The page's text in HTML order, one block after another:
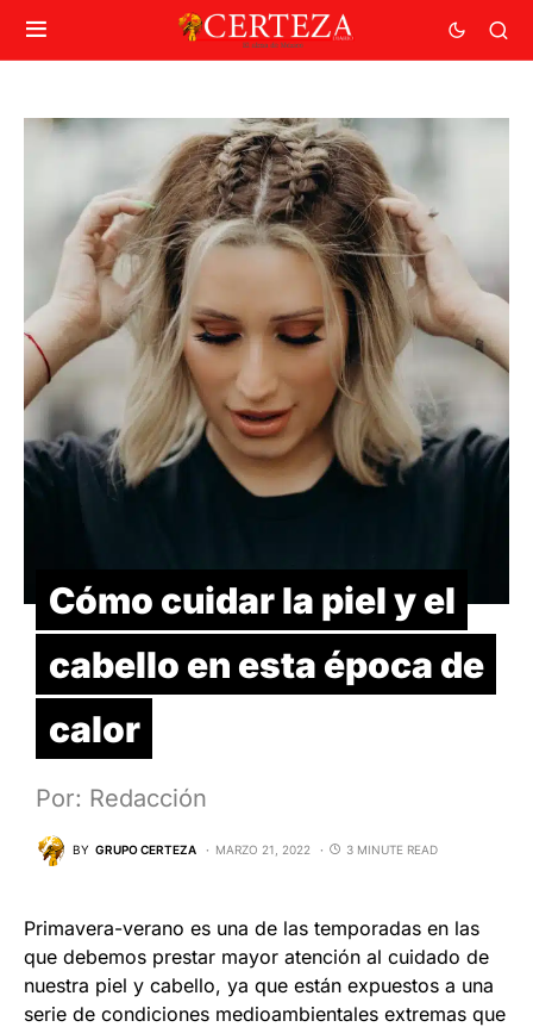
Cómo cuidar la piel y el
cabello en esta época de
calor
Por: Redacción
BY GRUPO CERTEZA MARZO 21, 2022 3 MINUTE READ
Primavera-verano es una de las temporadas en las
que debemos prestar mayor atención al cuidado de
nuestra piel y cabello, ya que están expuestos a una
serie de condiciones medioambientales extremas que